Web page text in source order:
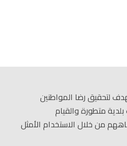
لتحقيق رضا المواطنين
متطورة والقيام
من خلال الاستخدام الأمثل